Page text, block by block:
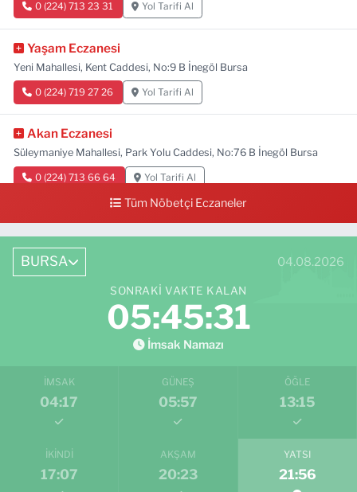
0 (224) 713 23 31 Yol Tarifi Al
Yaşam Eczanesi
Yeni Mahallesi, Kent Caddesi, No:9 B İnegöl Bursa
0 (224) 719 27 26 Yol Tarifi Al
Akan Eczanesi
Süleymaniye Mahallesi, Park Yolu Caddesi, No:76 B İnegöl Bursa
0 (224) 713 66 64 Yol Tarifi Al
Tüm Nöbetçi Eczaneler
BURSA 04.08.2026
SONRAKI VAKTE KALAN
05:45:30
İmsak Namazı
İMSAK
04:17
GÜNEŞ
05:57
ÖĞLE
13:15
İKINDI
17:07
AKŞAM
20:23
YATSI
21:56